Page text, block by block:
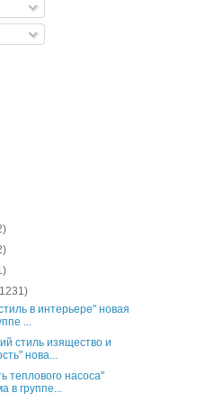
в интерьере" новая
...
стиль изящество и
нова...
теплового насоса"
в группе...